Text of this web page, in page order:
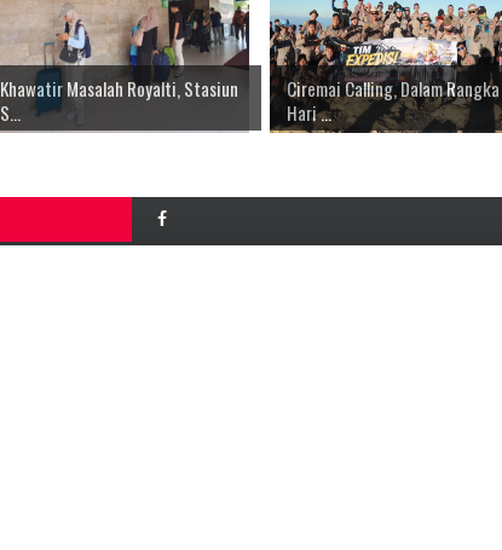
Khawatir Masalah Royalti, Stasiun
S...
Ciremai Calling, Dalam Rangka
Hari ...